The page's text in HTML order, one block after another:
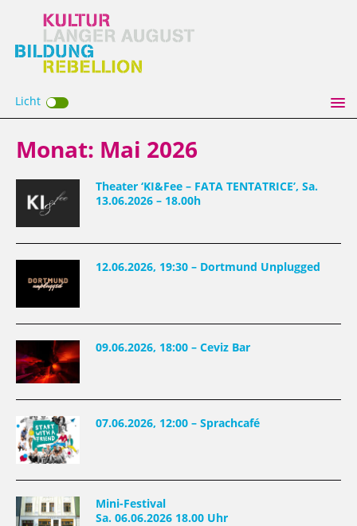
Licht
Monat: Mai 2026
Theater ‘KI&Fee – FATA TENTATRICE’, Sa.
13.06.2026 – 18.00h
12.06.2026, 19:30 – Dortmund Unplugged
09.06.2026, 18:00 – Ceviz Bar
07.06.2026, 12:00 – Sprachcafé
Mini-Festival
Sa. 06.06.2026 18.00 Uhr